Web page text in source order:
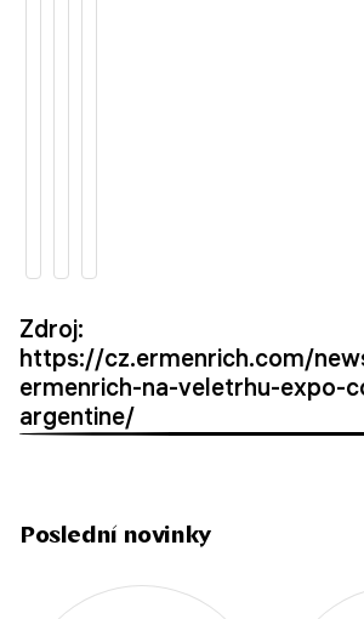
Zdroj:
https://cz.ermenrich.com/
ermenrich-na-veletrhu-expo-
argentine/
Poslední novinky